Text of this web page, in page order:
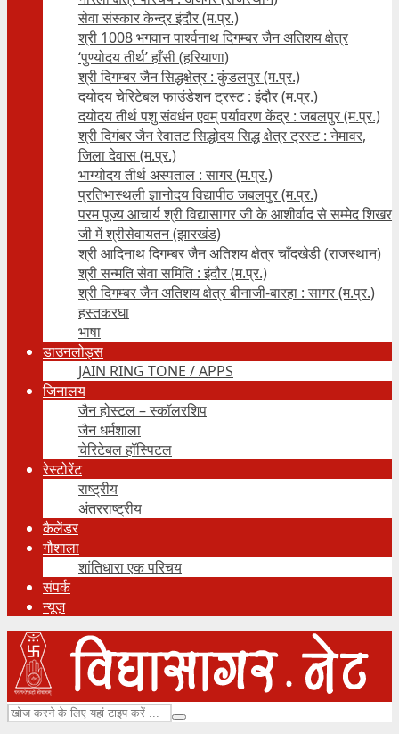
सेवा संस्कार केन्द्र इंदौर (म.प्र.)
श्री 1008 भगवान पार्श्वनाथ दिगम्बर जैन अतिशय क्षे‍त्र
‘पुण्योदय तीर्थ’ हाँसी (हरियाणा)
श्री दिगम्बर जैन सिद्धक्षेत्र : कुंडलपुर (म.प्र.)
दयोदय चेरिटेबल फाउंडेशन ट्रस्ट : इंदौर (म.प्र.)
दयोदय तीर्थ पशु संवर्धन एवम्‌ पर्यावरण केंद्र : जबलपुर (म.प्र.)
श्री दिगंबर जैन रेवातट सिद्धोदय सिद्ध क्षेत्र ट्रस्ट : नेमावर,
जिला देवास (म.प्र.)
भाग्योदय तीर्थ अस्पताल : सागर (म.प्र.)
प्रतिभास्थली ज्ञानोदय विद्यापीठ जबलपुर (म.प्र.)
परम पूज्य आचार्य श्री विद्यासागर जी के आशीर्वाद से सम्मेद शिखर
जी में श्रीसेवायतन (झारखंड)
श्री आदिनाथ दिगम्बर जैन अतिशय क्षेत्र चाँदखेडी (राजस्थान)
श्री सन्मति सेवा समिति : इंदौर (म.प्र.)
श्री दिगम्बर जैन अतिशय क्षेत्र बीनाजी-बारहा : सागर (म.प्र.)
हस्तकरघा
भाषा
डाउनलोड्स
JAIN RING TONE / APPS
जिनालय
जैन होस्टल – स्कॉलरशिप
जैन धर्मशाला
चेरिटेबल हॉस्पिटल
रेस्टोरेंट
राष्ट्रीय
अंतरराष्ट्रीय
कैलेंडर
गौशाला
शांतिधारा एक परिचय
संपर्क
न्यूज़